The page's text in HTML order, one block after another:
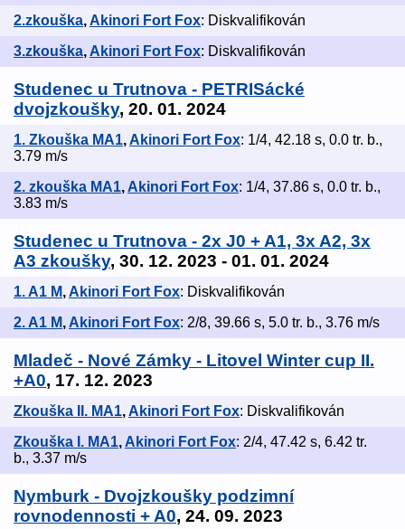
2.zkouška,Akinori Fort Fox: Diskvalifikován
3.zkouška, Akinori Fort Fox: Diskvalifikován
Studenec u Trutnova - PETRISácké
dvojzkoušky, 20. 01. 2024
1. Zkouška MA1,Akinori Fort Fox: 1/4, 42.18 s, 0.0 tr. b.,
3.79 m/s
2. zkouška MA1, Akinori Fort Fox: 1/4, 37.86 s, 0.0 tr. b.,
3.83 m/s
Studenec u Trutnova - 2x J0 + A1, 3x A2, 3x
A3 zkoušky, 30. 12. 2023 - 01. 01. 2024
1. A1 M,Akinori Fort Fox: Diskvalifikován
2. A1 M, Akinori Fort Fox: 2/8, 39.66 s, 5.0 tr. b., 3.76 m/s
Mladeč - Nové Zámky - Litovel Winter cup II.
+A0, 17. 12. 2023
Zkouška II. MA1,Akinori Fort Fox: Diskvalifikován
Zkouška I. MA1, Akinori Fort Fox: 2/4, 47.42 s, 6.42 tr.
b., 3.37 m/s
Nymburk - Dvojzkoušky podzimní
rovnodennosti + A0, 24. 09. 2023